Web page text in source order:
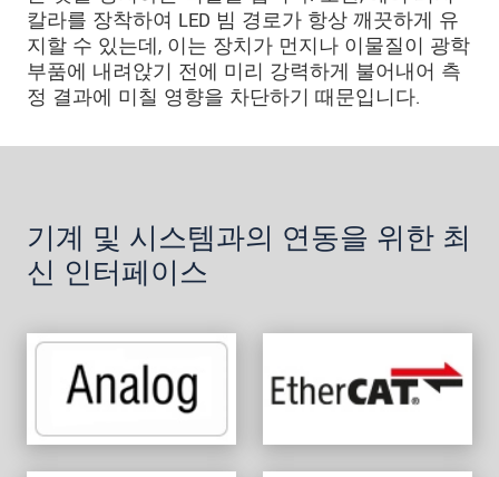
칼라를 장착하여 LED 빔 경로가 항상 깨끗하게 유
지할 수 있는데, 이는 장치가 먼지나 이물질이 광학
부품에 내려앉기 전에 미리 강력하게 불어내어 측
정 결과에 미칠 영향을 차단하기 때문입니다.
기계 및 시스템과의 연동을 위한 최
신 인터페이스